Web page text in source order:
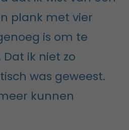
plank met vier
is om te
ik niet zo
was geweest.
kunnen